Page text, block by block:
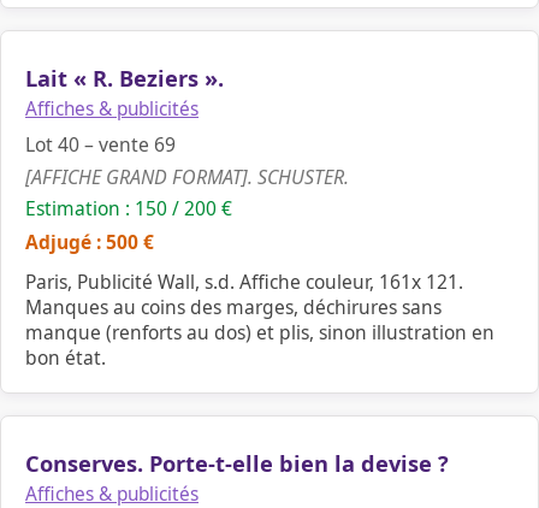
Lait « R. Beziers ».
Affiches & publicités
Lot 40 – vente 69
[AFFICHE GRAND FORMAT]. SCHUSTER.
Estimation : 150 / 200 €
Adjugé : 500 €
Paris, Publicité Wall, s.d. Affiche couleur, 161x 121.
Manques au coins des marges, déchirures sans
manque (renforts au dos) et plis, sinon illustration en
bon état.
Conserves. Porte-t-elle bien la devise ?
Affiches & publicités